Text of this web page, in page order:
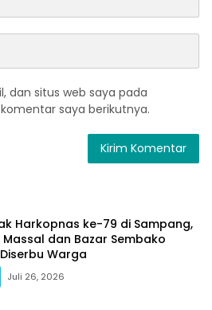
dan situs web saya pada
saya berikutnya.
Harkopnas ke-79 di Sampang,
Massal dan Bazar Sembako
Warga
Juli 26, 2026